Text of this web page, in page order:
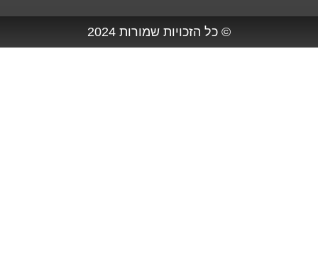
© כל הזכויות שמורות 2024